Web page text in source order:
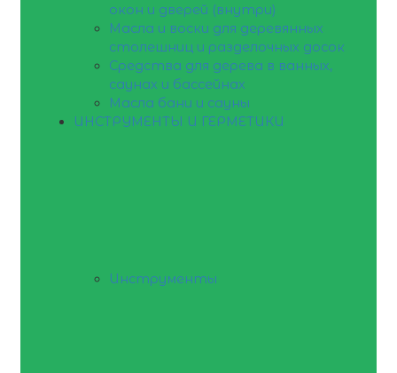
окон и дверей (внутри)
Масла и воски для деревянных
столешниц и разделочных досок
Средства для дерева в ванных,
саунах и бассейнах
Масла бани и сауны
ИНСТРУМЕНТЫ И ГЕРМЕТИКИ
Инструменты